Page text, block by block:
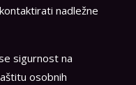
nadležne
sigurnost na
osobnih